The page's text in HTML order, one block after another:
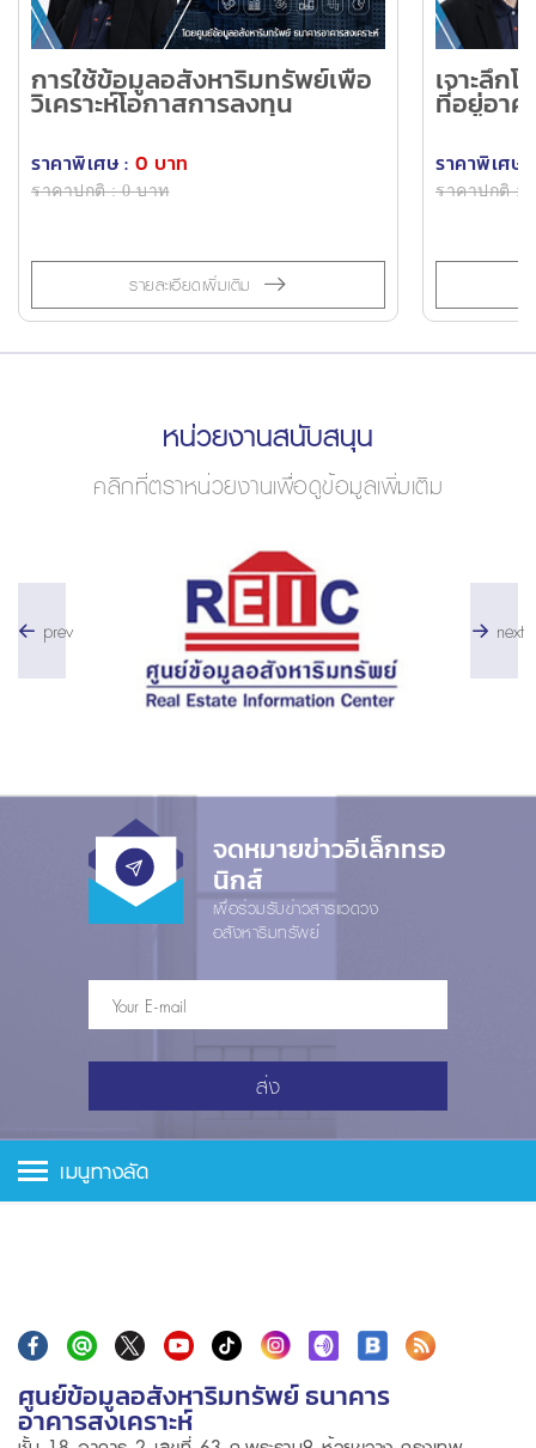
การใช้ข้อมูลอสังหาริมทรัพย์เพื่อ
วิเคราะห์โอกาสการลงทุน
ราคาพิเศษ : 0 บาท
ราคาปกติ : 0 บาท
รายละเอียดเพิ่มเติม
เจาะลึก
ที่อยู่อาศั
สนาม ข
ราคาพิเศษ :
ราคาปกติ :
หน่วยงานสนับสนุน
คลิกที่ตราหน่วยงานเพื่อดูข้อมูลเพิ่มเติม
prev next
จดหมายข่าวอีเล็กทรอ
นิกส์
เพื่อร่วมรับข่าวสารแวดวง
อสังหาริมทรัพย์
ส่ง
เมนูทางลัด
ศูนย์ข้อมูลอสังหาริมทรัพย์ ธนาคาร
อาคารสงเคราะห์